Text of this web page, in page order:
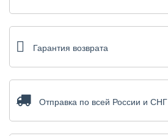
Гарантия возврата
Отправка по всей России и СНГ